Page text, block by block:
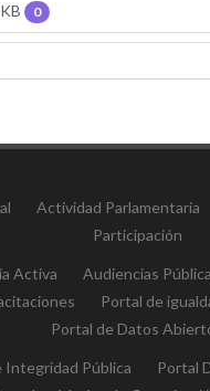
0
Actividad Parlamentaria
Participación
Activa Audiencias
Portal de
Portal de Datos
Integridad Pública
Portal